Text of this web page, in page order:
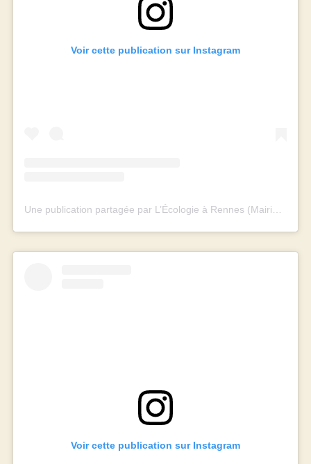
Voir cette publication sur Instagram
Voir cette publication sur Instagram